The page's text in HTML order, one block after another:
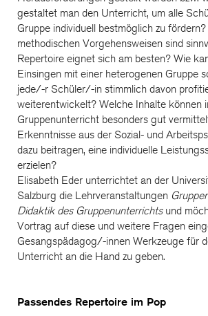
gestaltet man den Unterricht, um alle
Gruppe individuell bestmöglich zu
methodischen Vorgehensweisen sind
Repertoire eignet sich am besten? Wie
Einsingen mit einer heterogenen Gruppe
jede/-r Schüler/-in stimmlich davon
weiterentwickelt? Welche Inhalte können
Gruppenunterricht besonders gut
Erkenntnisse aus der Sozial- und
dazu beitragen, eine individuelle
erzielen?
Elisabeth Eder unterrichtet an der
Salzburg die Lehrveranstaltungen
Didaktik des Gruppenunterrichtsund
Vortrag auf diese und weitere Fragen
Gesangspädagog/-innen Werkzeuge für
Unterricht an die Hand zu geben.
Passendes Repertoire im Pop